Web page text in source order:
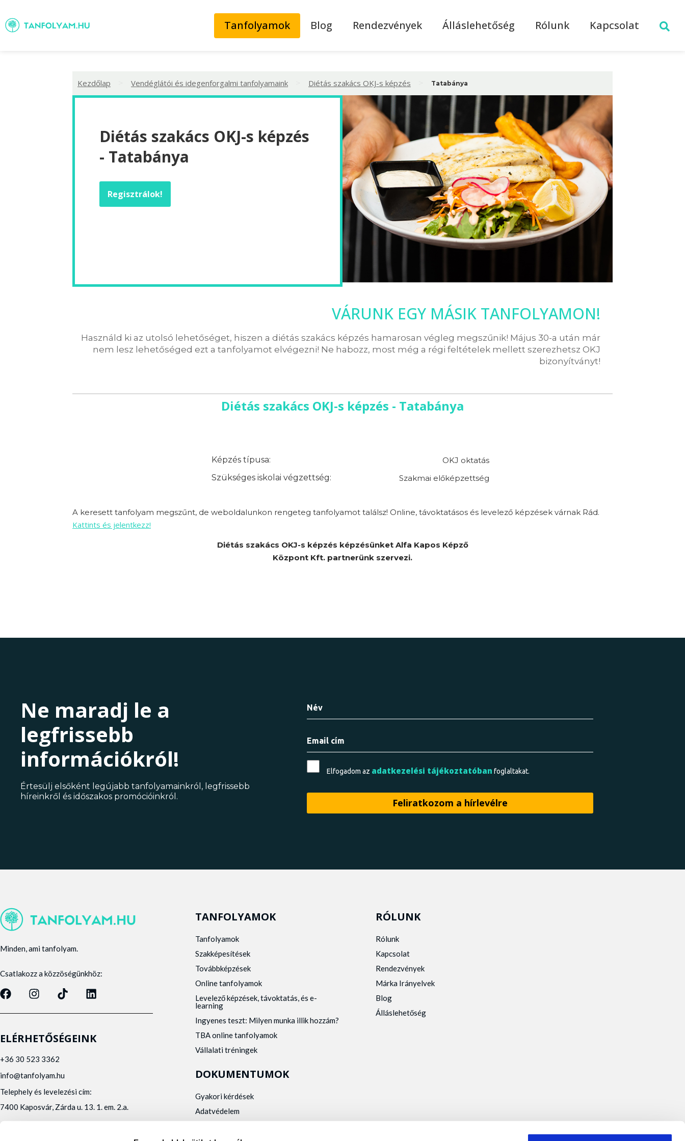
Tanfolyamok Blog Rendezvények Álláslehetőség Rólunk Kapcsolat
Kezdőlap Vendéglátói és idegenforgalmi tanfolyamaink Diétás szakács OKJ-s képzés Tatabánya
Diétás szakács OKJ-s képzés
- Tatabánya
Regisztrálok!
VÁRUNK EGY MÁSIK TANFOLYAMON!
Használd ki az utolsó lehetőséget, hiszen a diétás szakács képzés hamarosan végleg megszűnik! Május 30-a után már
nem lesz lehetőséged ezt a tanfolyamot elvégezni! Ne habozz, most még a régi feltételek mellett szerezhetsz OKJ
bizonyítványt!
Diétás szakács OKJ-s képzés - Tatabánya
Képzés típusa:
OKJ oktatás
Szükséges iskolai végzettség:
Szakmai előképzettség
A keresett tanfolyam megszűnt, de weboldalunkon rengeteg tanfolyamot találsz! Online, távoktatásos és levelező képzések várnak Rád.
Kattints és jelentkezz!
Diétás szakács OKJ-s képzés képzésünket Alfa Kapos Képző
Központ Kft. partnerünk szervezi.
Ne maradj le a
legfrissebb
információkról!
Értesülj elsőként legújabb tanfolyamainkról, legfrissebb
híreinkről és időszakos promócióinkról.
Elfogadom az adatkezelési tájékoztatóban foglaltakat.
Minden, ami tanfolyam.
Csatlakozz a közzöségünkhöz:
ELÉRHETŐSÉGEINK
+36 30 523 3362
info@tanfolyam.hu
Telephely és levelezési cím:
7400 Kaposvár, Zárda u. 13. 1. em. 2.a.
TANFOLYAMOK
Tanfolyamok
Szakképesítések
Továbbképzések
Online tanfolyamok
Levelező képzések, távoktatás, és e-
learning
Ingyenes teszt: Milyen munka illik hozzám?
TBA online tanfolyamok
Vállalati tréningek
DOKUMENTUMOK
Gyakori kérdések
Adatvédelem
RÓLUNK
Rólunk
Kapcsolat
Rendezvények
Márka Irányelvek
Blog
Álláslehetőség